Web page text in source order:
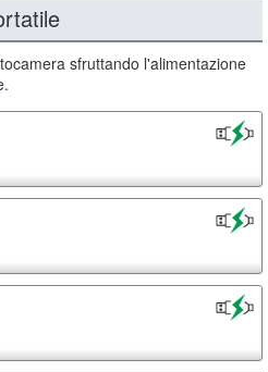
sfruttando l'alimentazione